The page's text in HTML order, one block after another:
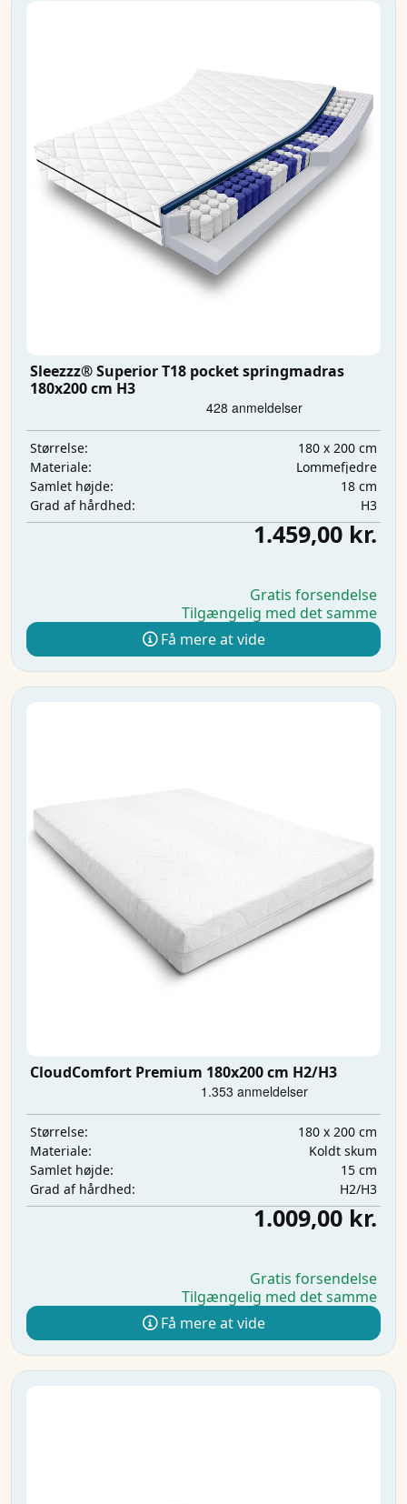
Sleezzz® Superior T18 pocket springmadras
180x200 cm H3
Størrelse:
180 x 200 cm
Materiale:
Lommefjedre
Samlet højde:
18 cm
Grad af hårdhed:
H3
1.459,00 kr.
Gratis forsendelse
Tilgængelig med det samme
Få mere at vide
CloudComfort Premium 180x200 cm H2/H3
Størrelse:
180 x 200 cm
Materiale:
Koldt skum
Samlet højde:
15 cm
Grad af hårdhed:
H2/H3
1.009,00 kr.
Gratis forsendelse
Tilgængelig med det samme
Få mere at vide